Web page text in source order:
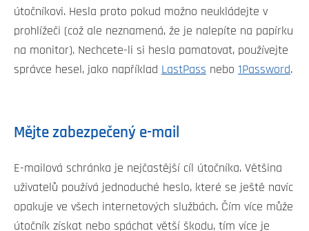
útočníkovi. Hesla proto pokud možno neukládejte v
prohlížeči (což ale neznamená, že je nalepíte na papírku
na monitor). Nechcete-li si hesla pamatovat, používejte
správce hesel, jako například LastPass nebo 1Password.
Mějte zabezpečený e-mail
E-mailová schránka je nejčastější cíl útočníka. Většina
uživatelů používá jednoduché heslo, které se ještě navíc
opakuje ve všech internetových službách. Čím více může
útočník získat nebo spáchat větší škodu, tím více je